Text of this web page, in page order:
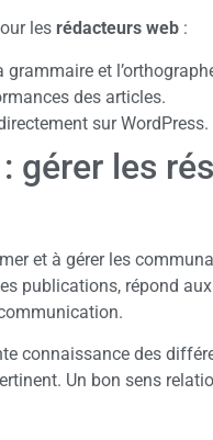
les rédacteurs web :
et
des articles.
sur WordPress.
gérer les
et à gérer les
publications, répond
connaissance des
Un bon sens